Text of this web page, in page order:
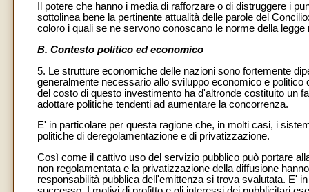
Il potere che hanno i media di rafforzare o di distruggere i
sottolinea bene la pertinente attualità delle parole del
coloro i quali se ne servono conoscano le norme della
B. Contesto politico ed economico
5. Le strutture economiche delle nazioni sono fortemente
generalmente necessario allo sviluppo economico e
del costo di questo investimento ha d'altronde costituito un
adottare politiche tendenti ad aumentare la concorrenza.
E' in particolare per questa ragione che, in molti casi, i
politiche di deregolamentazione e di privatizzazione.
Così come il cattivo uso del servizio pubblico può portare
non regolamentata e la privatizzazione della diffusione
responsabilità pubblica dell'emittenza si trova svalutata. E'